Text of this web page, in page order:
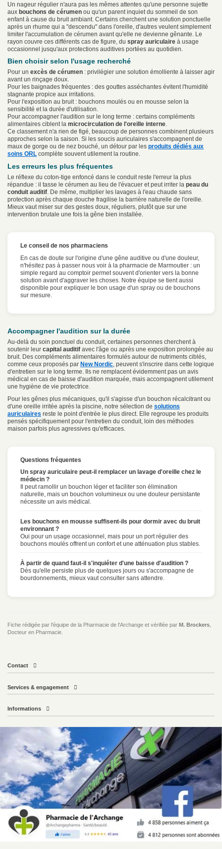
Un nageur régulier n'aura pas les mêmes attentes qu'une personne sujette
aux bouchons de cérumen ou qu'un parent inquiet du sommeil de son
enfant à cause du bruit ambiant. Certains cherchent une solution ponctuelle
après un rhume qui a "descendu" dans l'oreille, d'autres veulent simplement
limiter l'accumulation de cérumen avant qu'elle ne devienne gênante. Le
rayon couvre ces différents cas de figure, du spray auriculaire à usage
occasionnel jusqu'aux protections auditives portées au quotidien.
Bien choisir selon l'usage recherché
Pour un excès de cérumen : privilégier une solution émolliente à laisser agir
avant un rinçage doux.
Pour les baignades fréquentes : des gouttes asséchantes évitent l'humidité
stagnante propice aux irritations.
Pour l'exposition au bruit : bouchons moulés ou en mousse selon la
sensibilité et la durée d'utilisation.
Pour accompagner l'audition sur le long terme : certains compléments
alimentaires ciblent la microcirculation de l'oreille interne.
Ce classement n'a rien de figé, beaucoup de personnes combinent plusieurs
approches selon la saison. Si les soucis auriculaires s'accompagnent de
maux de gorge ou de nez bouché, un détour par les produits dédiés aux
soins ORL complète souvent utilement la routine.
Les erreurs les plus fréquentes
Le réflexe du coton-tige enfoncé dans le conduit reste l'erreur la plus
répandue : il tasse le cérumen au lieu de l'évacuer et peut irriter la peau du
conduit auditif. De même, multiplier les lavages à l'eau chaude sans
protection après chaque douche fragilise la barrière naturelle de l'oreille.
Mieux vaut miser sur des gestes doux, réguliers, plutôt que sur une
intervention brutale une fois la gêne bien installée.
Le conseil de nos pharmaciens
En cas de doute sur l'origine d'une gêne auditive ou d'une douleur,
n'hésitez pas à passer nous voir à la pharmacie de Marmoutier : un
simple regard au comptoir permet souvent d'orienter vers la bonne
solution avant d'aggraver les choses. Notre équipe se tient aussi
disponible pour expliquer le bon usage d'un spray ou de bouchons
sur mesure.
Accompagner l'audition sur la durée
Au-delà du soin ponctuel du conduit, certaines personnes cherchent à
soutenir leur capital auditif avec l'âge ou après une exposition prolongée au
bruit. Des compléments alimentaires formulés autour de nutriments ciblés,
comme ceux proposés par New Nordic, peuvent s'inscrire dans cette logique
d'entretien sur le long terme. Ils ne remplacent évidemment pas un avis
médical en cas de baisse d'audition marquée, mais accompagnent utilement
une hygiène de vie protectrice.
Pour les gênes plus mécaniques, qu'il s'agisse d'un bouchon récalcitrant ou
d'une oreille irritée après la piscine, notre sélection de solutions
auriculaires reste le point d'entrée le plus direct. Elle regroupe les produits
pensés spécifiquement pour l'entretien du conduit, loin des méthodes
maison parfois plus agressives qu'efficaces.
Questions fréquentes
Un spray auriculaire peut-il remplacer un lavage d'oreille chez le
médecin ?
Il peut ramollir un bouchon léger et faciliter son élimination
naturelle, mais un bouchon volumineux ou une douleur persistante
nécessite un avis médical.
Les bouchons en mousse suffisent-ils pour dormir avec du bruit
environnant ?
Oui pour un usage occasionnel, mais pour un port régulier des
bouchons moulés offrent un confort et une atténuation plus stables.
À partir de quand faut-il s'inquiéter d'une baisse d'audition ?
Dès qu'elle persiste plus de quelques jours ou s'accompagne de
bourdonnements, mieux vaut consulter sans attendre.
Fiche rédigée par l'équipe de la Pharmacie de l'Archange et vérifiée par M. Brockers
Docteur en Pharmacie.
Contact
Services & engagement
Informations